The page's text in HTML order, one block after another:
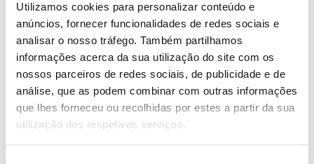
Utilizamos cookies para personalizar conteúdo e
anúncios, fornecer funcionalidades de redes sociais e
analisar o nosso tráfego. Também partilhamos
informações acerca da sua utilização do site com os
nossos parceiros de redes sociais, de publicidade e de
análise, que as podem combinar com outras informações
que lhes forneceu ou recolhidas por estes a partir da sua
utilização dos respetivos serviços.
 Longa duração
 Secagem imediata
 Pincel profissional de alta precisão
 48 tons disponíveis
Conselhos de Utilização
Aplicação em 2 passos:
1- Aplicar uma ou duas camadas de Fusion Color. Selar a ponta da unha.
2- Aplicar um camada de Fusion Shine. Selar a ponta da unha.